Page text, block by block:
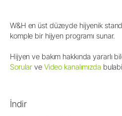
W&H en üst düzeyde hijyenik
komple bir hijyen programı sunar.
Hijyen ve bakım hakkında yararlı
Sorularve Video kanalımızda
İndir